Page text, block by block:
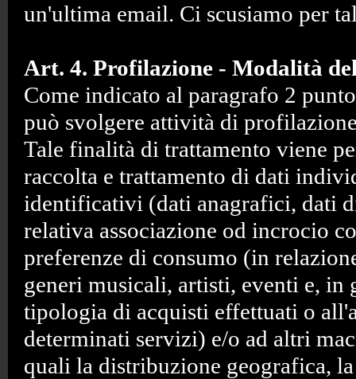
un'ultima email. Ci scusiamo per
Art. 4. Profilazione - Modalità
Come indicato al paragrafo 2
può svolgere attività di
Tale finalità di trattamento viene
raccolta e trattamento di dati
identificativi (dati anagrafici, dati
relativa associazione od incrocio
preferenze di consumo (in
generi musicali, artisti, eventi e, in
tipologia di acquisti effettuati o
determinati servizi) e/o ad altri
quali la distribuzione geografica,